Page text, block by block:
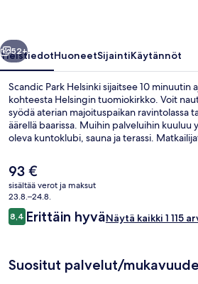
Seuraava
52+
YleistiedotHuoneetSijaintiKäytännöt
Scandic Park Helsinki sijaitsee 10 minuutin
kohteesta Helsingin tuomiokirkko. Voit
syödä aterian majoituspaikan ravintolassa
äärellä baarissa. Muihin palveluihin kuuluu
oleva kuntoklubi, sauna ja terassi.
lyhyen kävelymatkan päässä julkisen
Hesperian puiston raitiovaunupysäkki,
muutaman askeleen päässä ja Töölöntorin
Helsinki sijaitsee 5 minuutin kävelymatkan
Nykyinen
hinta
on
93 €
93 €
sisältää verot ja maksut
23.8.–24.8.
Arvostelut
8,48,4 kautta 10.
Erittäin hyväNäytä kaikki 1 115
Suositut palvelut/